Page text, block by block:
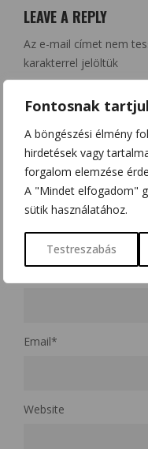
Fontosnak
A böngészési élmény
hirdetések vagy
forgalom elemzése
A "Mindet elfogadom"
sütik használatához.
Testreszabás
LEAVE A REPLY
Az e-mail címet nem
karakterrel jelöltük
Email*
Website